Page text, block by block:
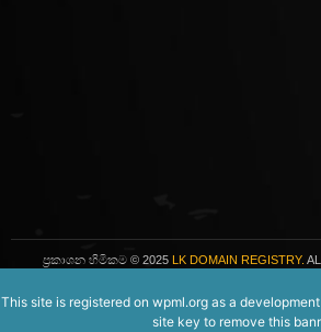
ප්‍රකාශන හිමිකම © 2025 LK DOMAIN REGISTRY.
This site is registered on wpml.org as a
site key to remove this